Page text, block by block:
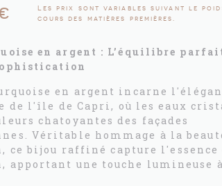
Les prix sont variables suivant le
cours des matières premières.
en argent : L’équilibre
en argent incarne
de l'île de Capri, où les eaux
chatoyantes des façades
Véritable hommage à la
ce bijou raffiné capture l'essence
apportant une touche lumineuse à